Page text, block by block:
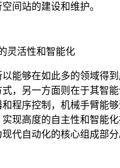
间站的建设和维护。
灵活性和智能化
能够在如此多的领域得
，另一方面则在于其智
程序控制，机械手臂能
现高度的自主性和智能
代自动化的核心组成部分